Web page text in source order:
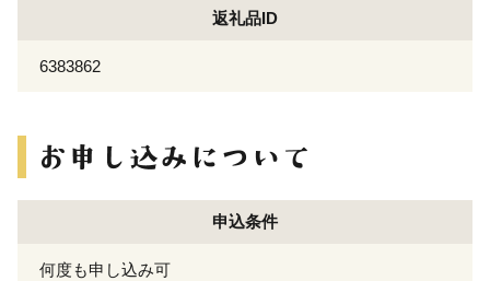
返礼品ID
6383862
申込条件
何度も申し込み可